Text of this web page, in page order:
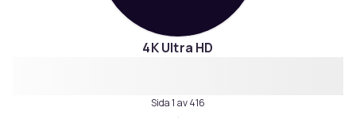
4K Ultra HD
Sida 1 av 416